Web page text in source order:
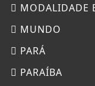
MODALIDADE
MUNDO
PARÁ
PARAÍBA